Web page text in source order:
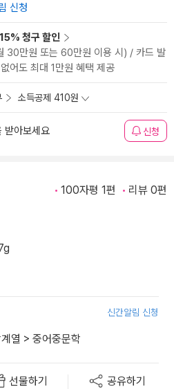
신청
청구 할인
30만원 또는 60만원 이용 시) / 카드 발
어도 최대 1만원 혜택 제공
소득공제 410원
받아보세요 신청
100자평 1편 리뷰 0편
신간알림 신청
열 > 중어중문학
선물하기 공유하기